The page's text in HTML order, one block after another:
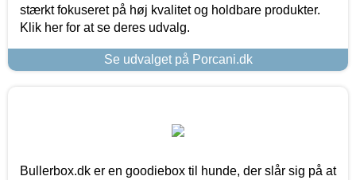
stærkt fokuseret på høj kvalitet og holdbare produkter.
Klik her for at se deres udvalg.
Se udvalget på Porcani.dk
Bullerbox.dk er en goodiebox til hunde, der slår sig på at